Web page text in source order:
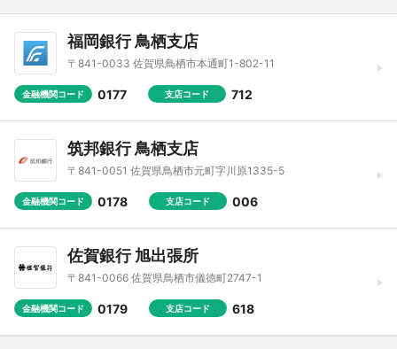
福岡銀行 鳥栖支店
〒841-0033 佐賀県鳥栖市本通町1-802-11
金融機関コード 0177 支店コード 712
筑邦銀行 鳥栖支店
〒841-0051 佐賀県鳥栖市元町字川原1335-5
金融機関コード 0178 支店コード 006
佐賀銀行 旭出張所
〒841-0066 佐賀県鳥栖市儀徳町2747-1
金融機関コード 0179 支店コード 618